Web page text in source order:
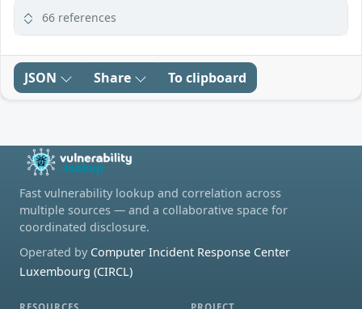
66 references
JSON Share To clipboard
Fast vulnerability lookup and correlation across
multiple sources — and a collaborative space for
coordinated disclosure.
Operated by Computer Incident Response Center
Luxembourg (CIRCL)